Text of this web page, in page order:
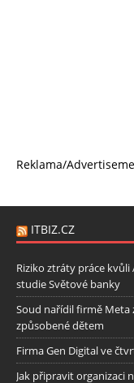
Reklama/
ITBIZ.CZ
Riziko ztráty práce
studie Světové banky
Soud nařídil firmě Meta
způsobené dětem
Firma Gen Digital ve
Jak připravit organizaci